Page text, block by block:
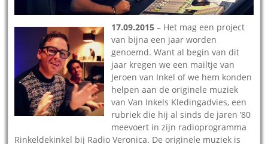
17.09.2015 – Het mag een project
van bijna een jaar worden
genoemd. Want al begin van dit
jaar kregen we een mailtje van
Jeroen van Inkel of we hem konden
helpen aan de originele muziek
van Van Inkels Kledingadvies, een
rubriek die hij al sinds de jaren ’80
meevoert in zijn radioprogramma
Rinkeldekinkel bij Radio Veronica. De originele muziek is